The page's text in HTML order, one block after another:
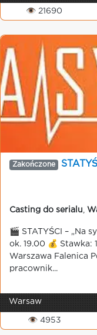
👁 21690
Zakończone
Casting do serialu
🎬 STATYŚCI – „Na
ok. 19.00 💰 Stawka:
Warszawa Falenica
pracownik...
Warsaw
👁 4953